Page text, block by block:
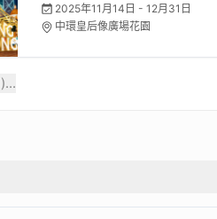
2025年11月14日 - 12月31日
中環皇后像廣場花園
)...